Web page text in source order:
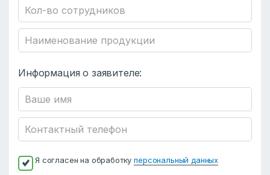
Информация о заявителе:
Я согласен на обработкуперсональный данных